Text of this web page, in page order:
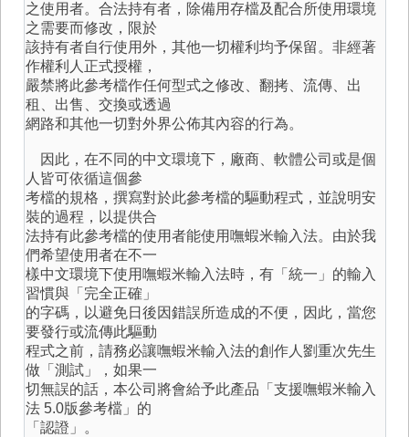
之使用者。合法持有者，除備用存檔及配合所使用環境
之需要而修改，限於
該持有者自行使用外，其他一切權利均予保留。非經著
作權利人正式授權，
嚴禁將此參考檔作任何型式之修改、翻拷、流傳、出
租、出售、交換或透過
網路和其他一切對外界公佈其內容的行為。
因此，在不同的中文環境下，廠商、軟體公司或是個
人皆可依循這個參
考檔的規格，撰寫對於此參考檔的驅動程式，並說明安
裝的過程，以提供合
法持有此參考檔的使用者能使用嘸蝦米輸入法。由於我
們希望使用者在不一
樣中文環境下使用嘸蝦米輸入法時，有「統一」的輸入
習慣與「完全正確」
的字碼，以避免日後因錯誤所造成的不便，因此，當您
要發行或流傳此驅動
程式之前，請務必讓嘸蝦米輸入法的創作人劉重次先生
做「測試」，如果一
切無誤的話，本公司將會給予此產品「支援嘸蝦米輸入
法 5.0版參考檔」的
「認證」。